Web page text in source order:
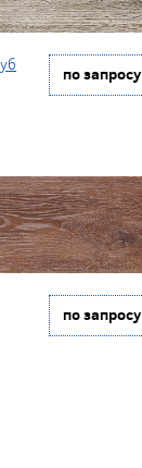
по запросу
по запросу